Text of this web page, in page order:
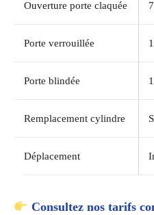
Ouverture porte claquée
Porte verrouillée
Porte blindée
Remplacement cylindre
Déplacement
Consultez nos tarifs